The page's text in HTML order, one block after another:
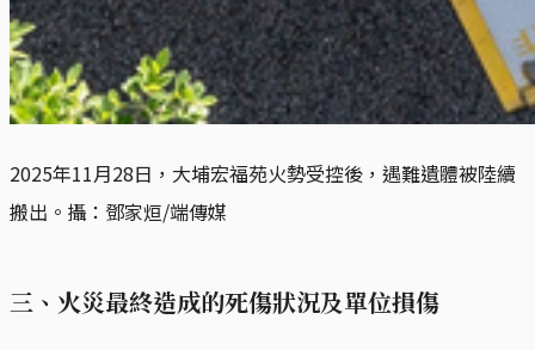
2025年11月28日，大埔宏福苑火勢受控後，遇難遺體被陸續
搬出。攝：鄧家烜/端傳媒
三、火災最終造成的死傷狀況及單位損傷